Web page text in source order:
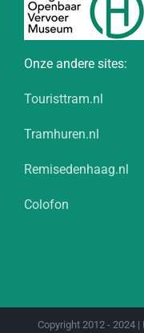
Onze andere sites:
Touristtram.nl
Tramhuren.nl
Remisedenhaag.nl
Colofon
Copyright 2012 - 2024